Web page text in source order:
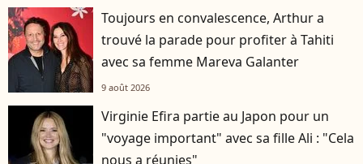
Toujours en convalescence, Arthur a
trouvé la parade pour profiter à Tahiti
avec sa femme Mareva Galanter
9 août 2026
Virginie Efira partie au Japon pour un
"voyage important" avec sa fille Ali : "Cela
nous a réunies"